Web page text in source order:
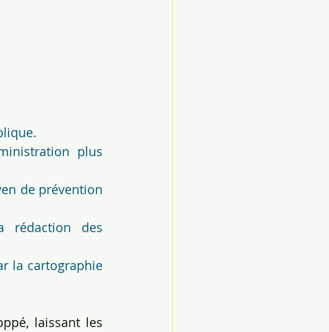
plus
de prévention
rédaction des
la cartographie
laissant les